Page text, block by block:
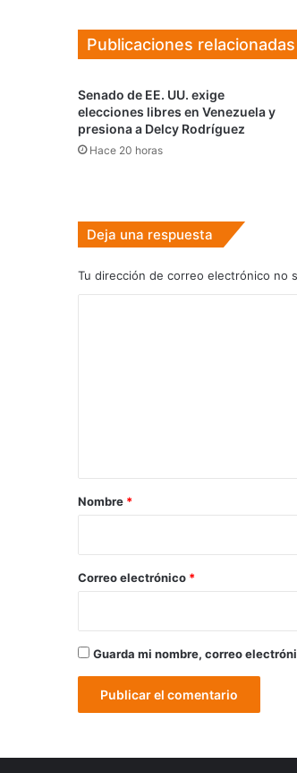
electoral”
Publicaciones relacionadas
Senado de EE. UU. exige
elecciones libres en Venezuela y
presiona a Delcy Rodríguez
Hace 20 horas
Deja una respuesta
Tu dirección de correo electrónico no
r
*
Nombre *
Correo electrónico *
Guarda mi nombre, correo